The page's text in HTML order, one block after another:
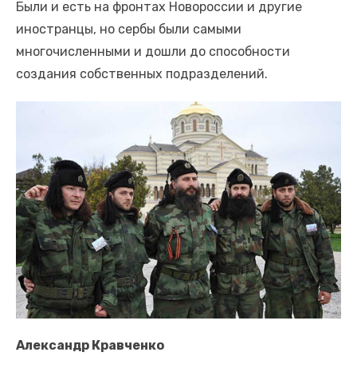
Были и есть на фронтах Новороссии и другие
иностранцы, но сербы были самыми
многочисленными и дошли до способности
создания собственных подразделений.
Александр Кравченко